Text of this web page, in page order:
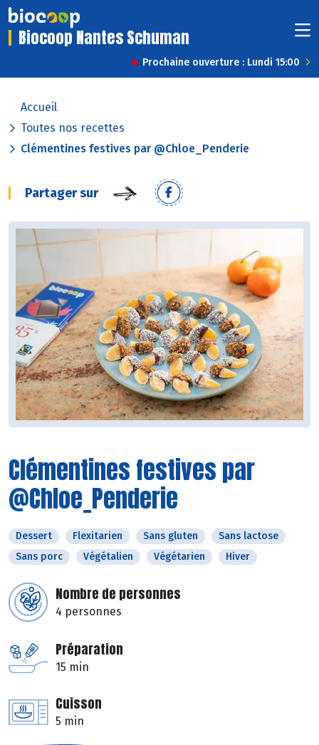
Biocoop Nantes Schuman
Prochaine ouverture : Lundi 15:00
Accueil
Toutes nos recettes
Clémentines festives par @Chloe_Penderie
Partager sur
Clémentines festives par
@Chloe_Penderie
Dessert Flexitarien Sans gluten
Sans lactose
Sans porc
Végétalien Végétarien Hiver
Nombre de personnes
4 personnes
Préparation
15 min
Cuisson
5 min